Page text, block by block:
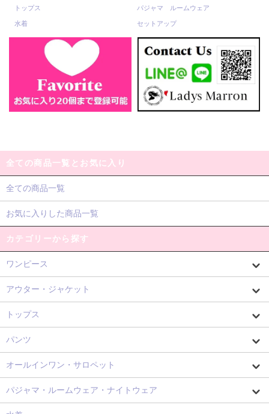
トップス パジャマ ルームウェア
水着 セットアップ
全ての商品一覧とお気に入り
全ての商品一覧
お気に入りした商品一覧
カテゴリーから探す
ワンピース
アウター・ジャケット
トップス
パンツ
オールインワン・サロペット
パジャマ・ルームウェア・ナイトウェア